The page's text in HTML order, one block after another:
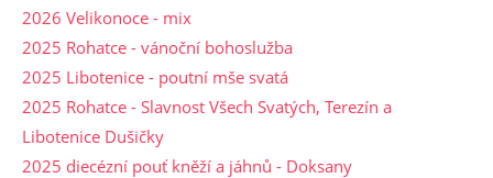
2026 Velikonoce - mix
2025 Rohatce - vánoční bohoslužba
2025 Libotenice - poutní mše svatá
2025 Rohatce - Slavnost Všech Svatých, Terezín a
Libotenice Dušičky
2025 diecézní pouť kněží a jáhnů - Doksany